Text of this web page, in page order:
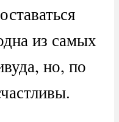
из самых
но, по